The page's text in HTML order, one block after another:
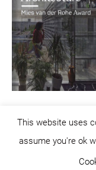
©
This website uses
assume you're ok